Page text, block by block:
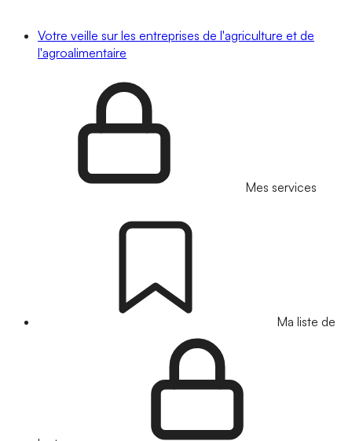
Votre veille sur les entreprises de l'agriculture et de
l'agroalimentaire
Mes services
Ma liste de